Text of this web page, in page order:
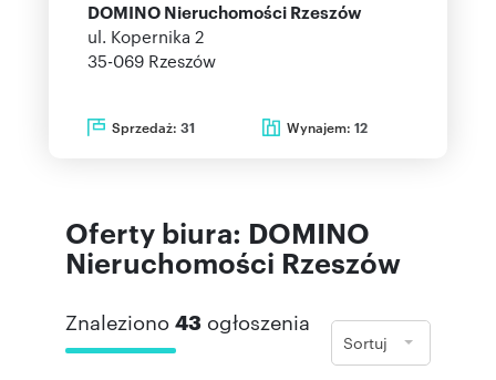
DOMINO Nieruchomości Rzeszów
ul. Kopernika 2
35-069 Rzeszów
Sprzedaż: 31 Wynajem: 12
Oferty biura: DOMINO
Nieruchomości Rzeszów
Znaleziono 43 ogłoszenia
Sortuj